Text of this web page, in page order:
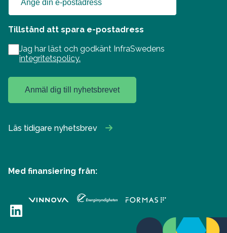
Tillstånd att spara e-postadress
Jag har läst och godkänt InfraSwedens
integritetspolicy.
Anmäl dig till nyhetsbrevet
Läs tidigare nyhetsbrev
Med finansiering från:
LinkedIn